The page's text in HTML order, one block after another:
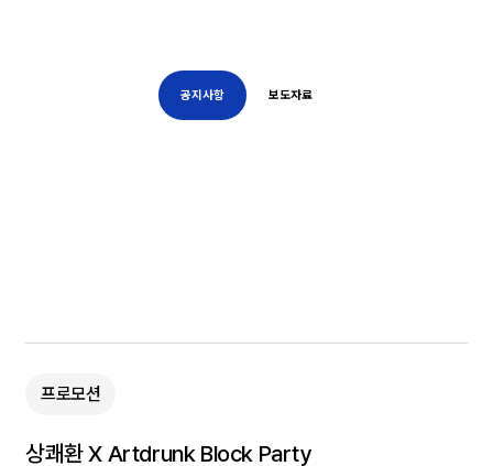
공지사항 보도자료
프로모션
상쾌환 X Artdrunk Block Party